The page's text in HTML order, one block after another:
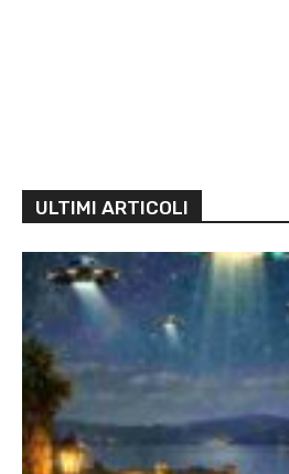
ULTIMI ARTICOLI